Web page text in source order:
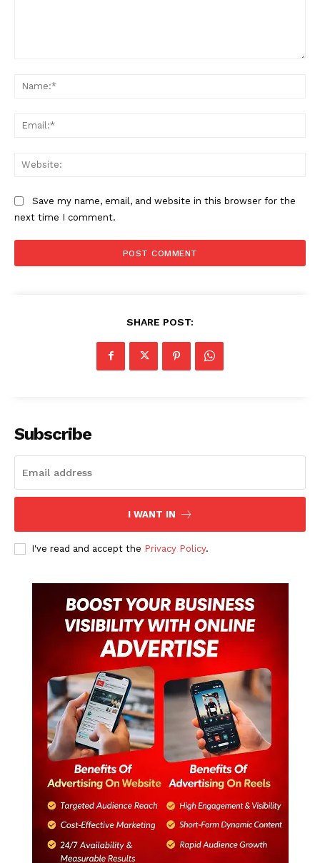
Save my name, email, and website in this browser for the
next time I comment.
SHARE POST:
Subscribe
I WANT IN
I've read and accept the Privacy Policy.